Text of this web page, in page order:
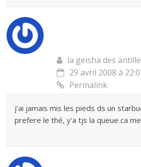
la geisha des
29 avril 2008 à
Permalink
j’ai jamais mis les pieds ds un
prefere le thé, y’a tjs la queue ca